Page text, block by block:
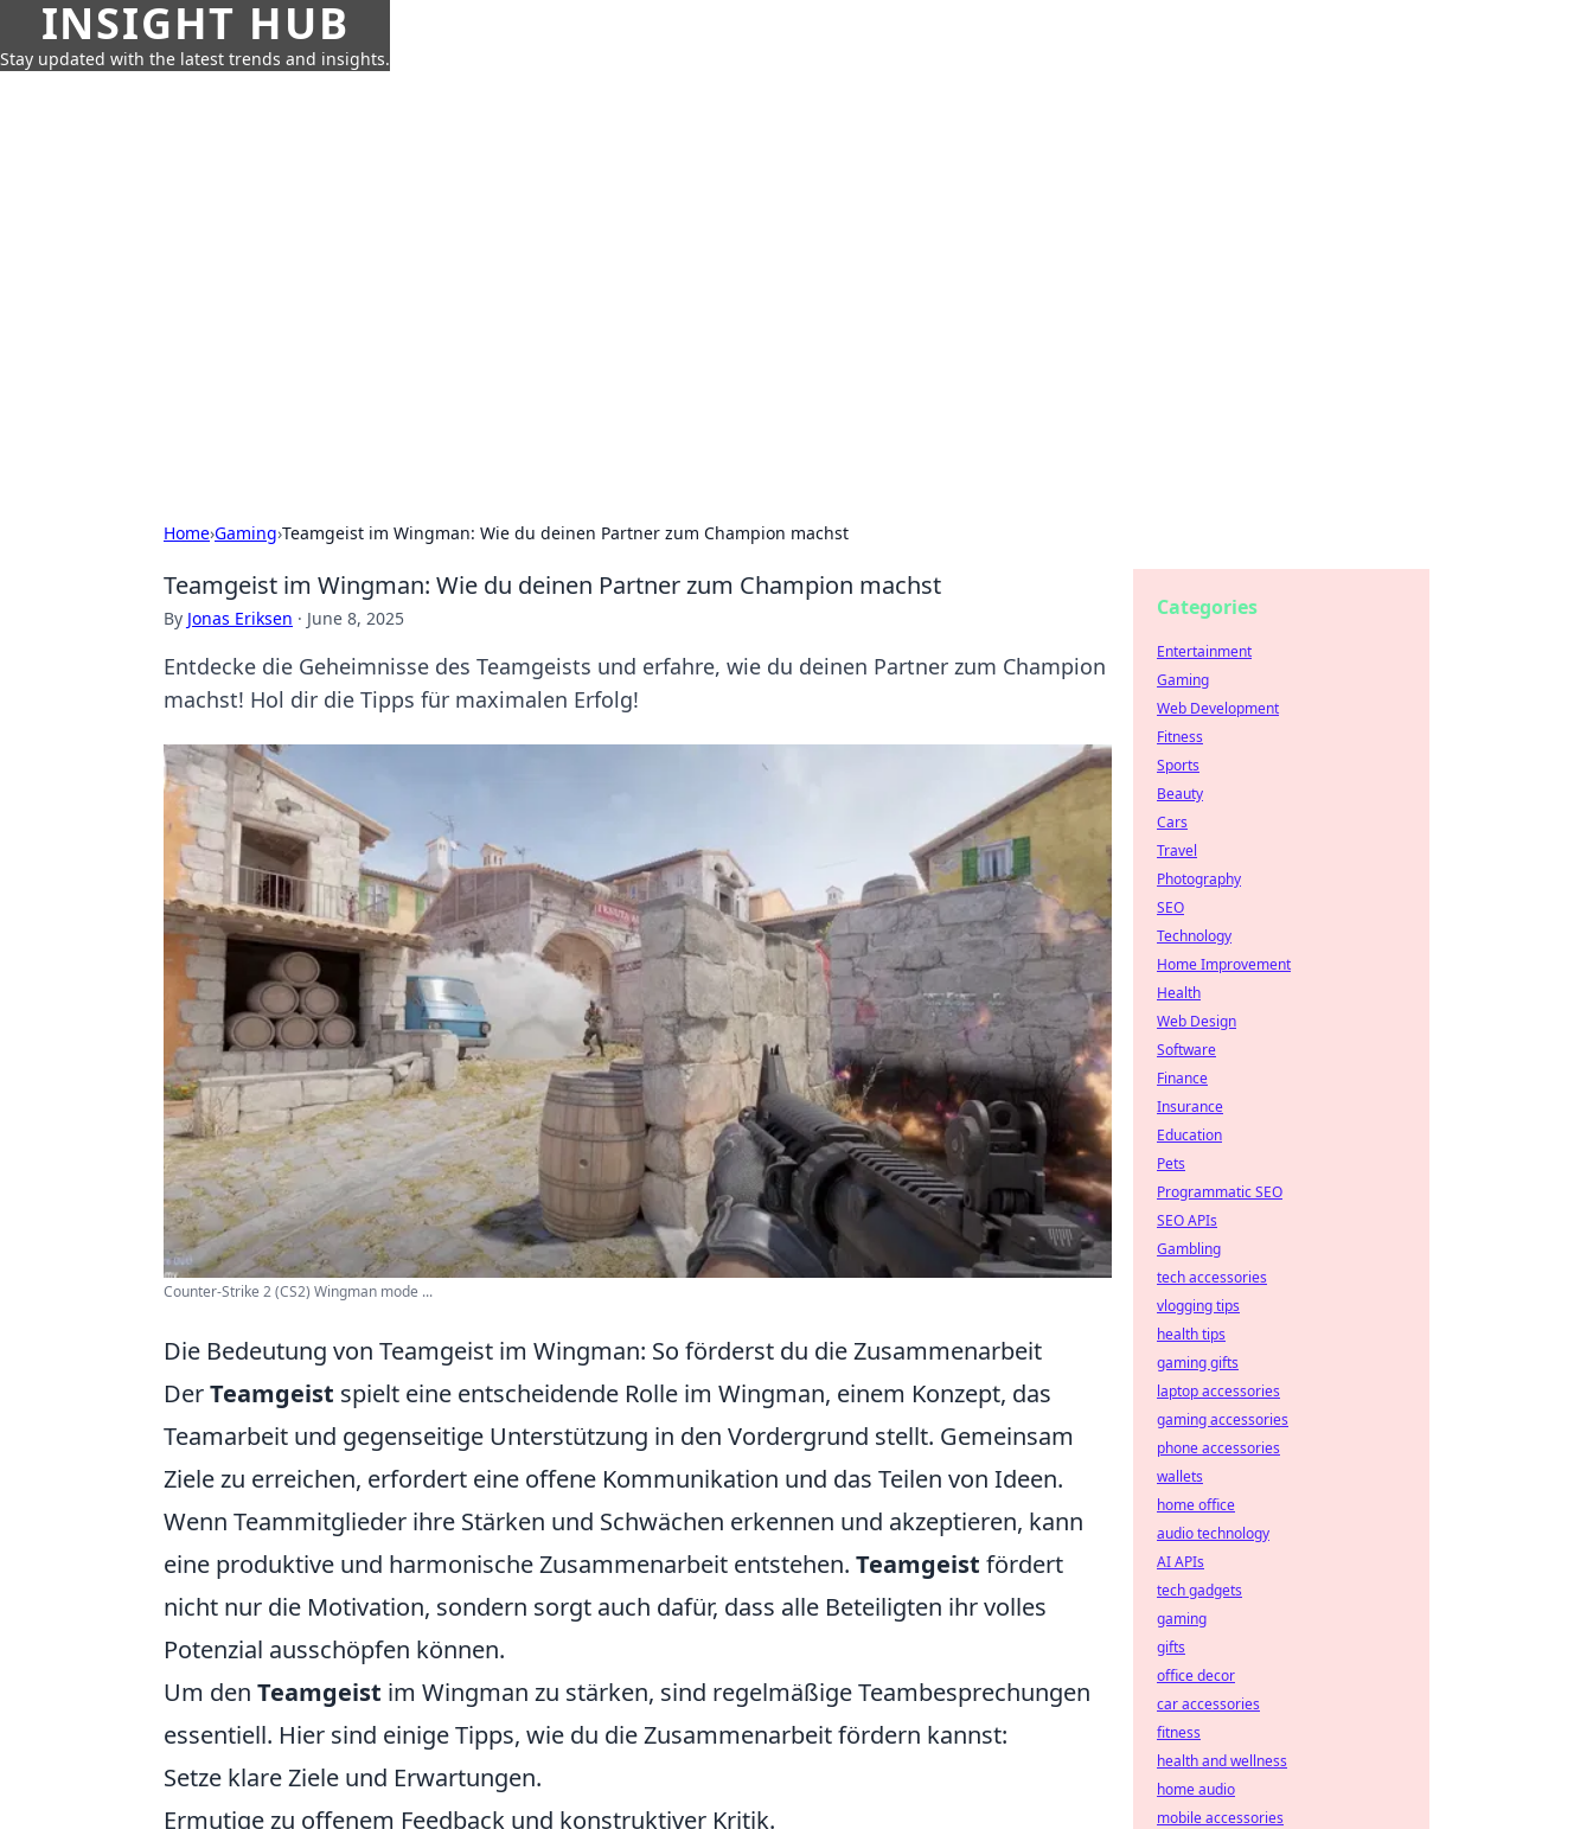
INSIGHT HUB
Stay updated with the latest trends and insights.
Home›Gaming›Teamgeist im Wingman: Wie du deinen Partner zum Champion machst
Teamgeist im Wingman: Wie du deinen Partner zum Champion machst
By Jonas Eriksen · June 8, 2025
Entdecke die Geheimnisse des Teamgeists und erfahre, wie du deinen Partner zum Champion
machst! Hol dir die Tipps für maximalen Erfolg!
Counter-Strike 2 (CS2) Wingman mode ...
Die Bedeutung von Teamgeist im Wingman: So förderst du die Zusammenarbeit
DerTeamgeist spielt eine entscheidende Rolle im Wingman, einem Konzept, das
Teamarbeit und gegenseitige Unterstützung in den Vordergrund stellt. Gemeinsam
Ziele zu erreichen, erfordert eine offene Kommunikation und das Teilen von Ideen.
Wenn Teammitglieder ihre Stärken und Schwächen erkennen und akzeptieren, kann
eine produktive und harmonische Zusammenarbeit entstehen. Teamgeist fördert
nicht nur die Motivation, sondern sorgt auch dafür, dass alle Beteiligten ihr volles
Potenzial ausschöpfen können.
Um den Teamgeist im Wingman zu stärken, sind regelmäßige Teambesprechungen
essentiell. Hier sind einige Tipps, wie du die Zusammenarbeit fördern kannst:
Setze klare Ziele und Erwartungen.
Ermutige zu offenem Feedback und konstruktiver Kritik.
Categories
Entertainment
Gaming
Web Development
Fitness
Sports
Beauty
Cars
Travel
Photography
SEO
Technology
Home Improvement
Health
Web Design
Software
Finance
Insurance
Education
Pets
Programmatic SEO
SEO APIs
Gambling
tech accessories
vlogging tips
health tips
gaming gifts
laptop accessories
gaming accessories
phone accessories
wallets
home office
audio technology
AI APIs
tech gadgets
gaming
gifts
office decor
car accessories
fitness
health and wellness
home audio
mobile accessories